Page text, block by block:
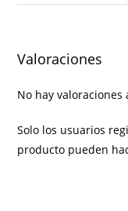
Valoraciones
No hay valoraciones
Solo los usuarios
producto pueden